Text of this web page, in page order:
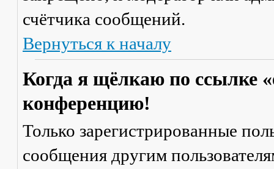
счётчика сообщений.
Вернуться к началу
Когда я щёлкаю по ссылке
конференцию!
Только зарегистрированные
сообщения другим